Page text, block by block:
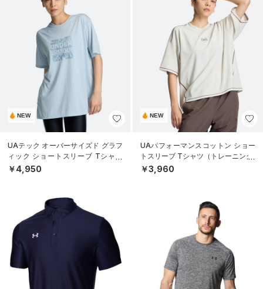
NEW
UAテック オーバーサイズド グラフ
ィック ショートスリーブ Tシャツ
（トレーニング/WOMEN）
￥4,950
NEW
UAパフォーマンスコットン ショー
トスリーブ Tシャツ（トレーニング/
WOMEN）
￥3,960